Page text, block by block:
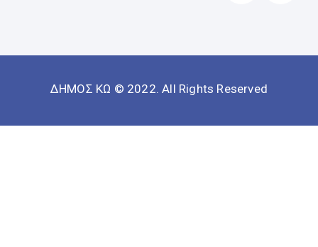
ΔΗΜΟΣ ΚΩ © 2022. All Rights Reserved